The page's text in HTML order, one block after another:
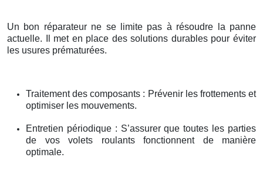
Un bon réparateur ne se limite pas à résoudre la panne
actuelle. Il met en place des solutions durables pour éviter
les usures prématurées.
Traitement des composants : Prévenir les frottements et
optimiser les mouvements.
Entretien périodique : S’assurer que toutes les parties
de vos volets roulants fonctionnent de manière
optimale.